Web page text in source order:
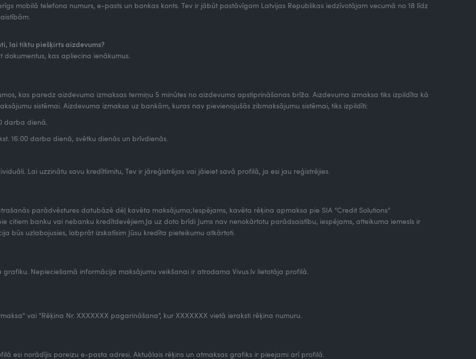
mobilā telefona numurs, e-pasts un bankas konts. Tev ir jābūt pastāvīgam Latvijas Republikas iedzīvotājam vecumā no 18 līdz
lai tiktu piešķirts aizdevums?
kas apliecina ienākumus.
kas paredz aizdevuma izmaksas termiņu 5 minūtes no aizdevuma apstiprināšanas brīža. Aizdevuma izmaksa tiks izpildīta kā
sistēmai. Aizdevuma izmaksa uz bankām, kuras nav pievienojušās zibmaksājumu sistēmai, tiks izpildīti:
darba dienā.
16:00 darba dienā, svētku dienās un brīvdienās.
Lai uzzinātu savu kredītlimitu, Tev ir jāreģistrējas vai jāieiet savā profilā, ja esi jau reģistrējies.
parādvēstures datubāzē dēļ kavēta maksājuma;Iespējams, kavēta rēķina apmaksa pie SIA “Credit Solutions”
citiem banku vai nebanku kredītdevējiem.Ja uz doto brīdi Jums nav nenokārtotu parādsaistību, iespējams, atteikuma iemesls ir
būs uzlabojusies, labprāt izskatīsim Jūsu kredīta pieteikumu atkārtoti.
Nepieciešamā informācija maksājumu veikšanai ir atrodama Vivus.lv lietotāja profilā.
vai "Rēķina Nr. XXXXXXX pagarināšana", kur XXXXXXX vietā ieraksti rēķina numuru.
esi norādījis pareizu e-pasta adresi. Aktuālais rēķins un atmaksas grafiks ir pieejami arī profilā.